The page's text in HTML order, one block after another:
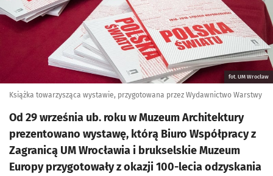
fot. UM Wrocław
Książka towarzysząca wystawie, przygotowana przez Wydawnictwo Warstwy
Od 29 września ub. roku w Muzeum Architektury
prezentowano wystawę, którą Biuro Współpracy z
Zagranicą UM Wrocławia i brukselskie Muzeum
Europy przygotowały z okazji 100-lecia odzyskania